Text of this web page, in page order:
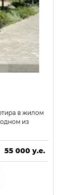
в жилом
из
55 000 у.е.
2 365 000 ₴